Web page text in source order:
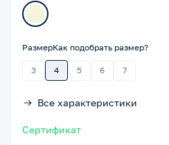
РазмерКак подобрать размер?
3 4 5 6 7
Все характеристики
Сертификат